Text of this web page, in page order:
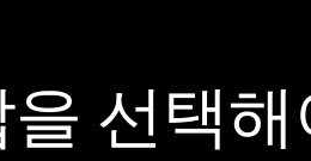
선택해